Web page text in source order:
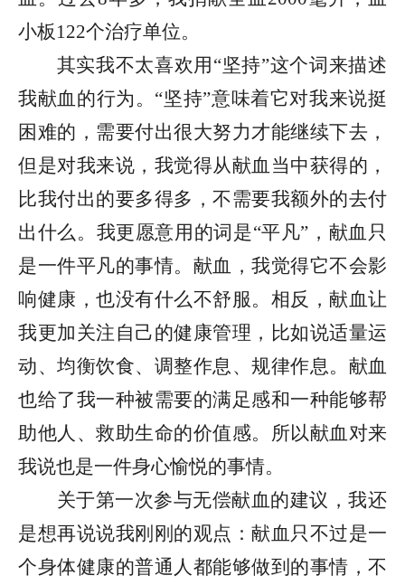
小板122个治疗单位。
其实我不太喜欢用“坚持”这个词来描述
我献血的行为。“坚持”意味着它对我来说挺
困难的，需要付出很大努力才能继续下去，
但是对我来说，我觉得从献血当中获得的，
比我付出的要多得多，不需要我额外的去付
出什么。我更愿意用的词是“平凡”，献血只
是一件平凡的事情。献血，我觉得它不会影
响健康，也没有什么不舒服。相反，献血让
我更加关注自己的健康管理，比如说适量运
动、均衡饮食、调整作息、规律作息。献血
也给了我一种被需要的满足感和一种能够帮
助他人、救助生命的价值感。所以献血对来
我说也是一件身心愉悦的事情。
关于第一次参与无偿献血的建议，我还
是想再说说我刚刚的观点：献血只不过是一
个身体健康的普通人都能够做到的事情，不